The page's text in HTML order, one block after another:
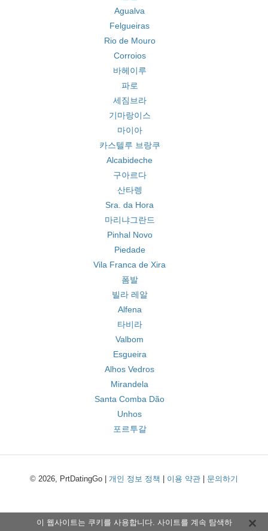
Agualva
Felgueiras
Rio de Mouro
Corroios
바헤이루
파로
세짐브라
기마랑이스
마이아
카스텔루 브랑쿠
Alcabideche
구아르다
산타렝
Sra. da Hora
마리냐그란드
Pinhal Novo
Piedade
Vila Franca de Xira
폼발
빌라 레알
Alfena
타비라
Valbom
Esgueira
Alhos Vedros
Mirandela
Santa Comba Dão
Unhos
포르투갈
© 2026, PrtDatingGo | 개인 정보 정책 이용 약관 문의하기
이 웹사이트는 쿠키를 사용합니다. 사이트를 계속 탐색하